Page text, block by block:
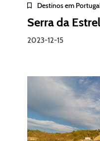
Destinos em
Serra da
2023-12-15